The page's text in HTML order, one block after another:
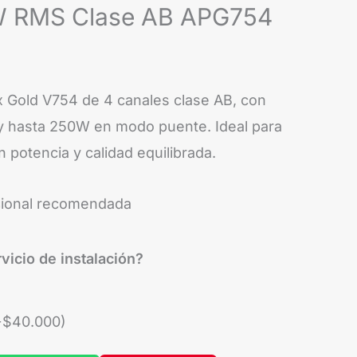
RMS Clase AB APG754
V754 de 4 canales clase AB, con
hasta 250W en modo puente. Ideal para
potencia y calidad equilibrada.
recomendada
de instalación?
$40.000)